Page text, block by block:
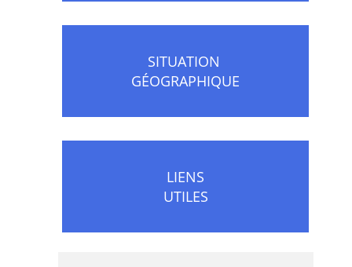
SITUATION
GÉOGRAPHIQUE
LIENS
UTILES